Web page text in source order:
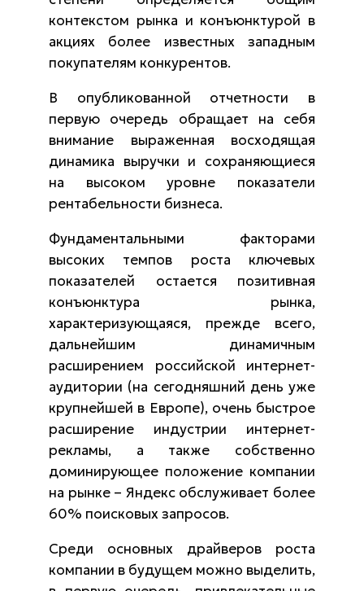
контекстом рынка и конъюнктурой в
акциях более известных западным
покупателям конкурентов.
В опубликованной отчетности в
первую очередь обращает на себя
внимание выраженная восходящая
динамика выручки и сохраняющиеся
на высоком уровне показатели
рентабельности бизнеса.
Фундаментальными факторами
высоких темпов роста ключевых
показателей остается позитивная
конъюнктура рынка,
характеризующаяся, прежде всего,
дальнейшим динамичным
расширением российской интернет-
аудитории (на сегодняшний день уже
крупнейшей в Европе), очень быстрое
расширение индустрии интернет-
рекламы, а также собственно
доминирующее положение компании
на рынке – Яндекс обслуживает более
60% поисковых запросов.
Среди основных драйверов роста
компании в будущем можно выделить,